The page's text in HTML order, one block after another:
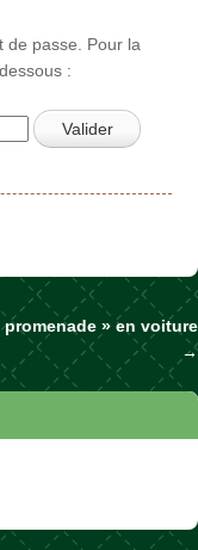
de passe. Pour la
:
promenade » en voiture
→